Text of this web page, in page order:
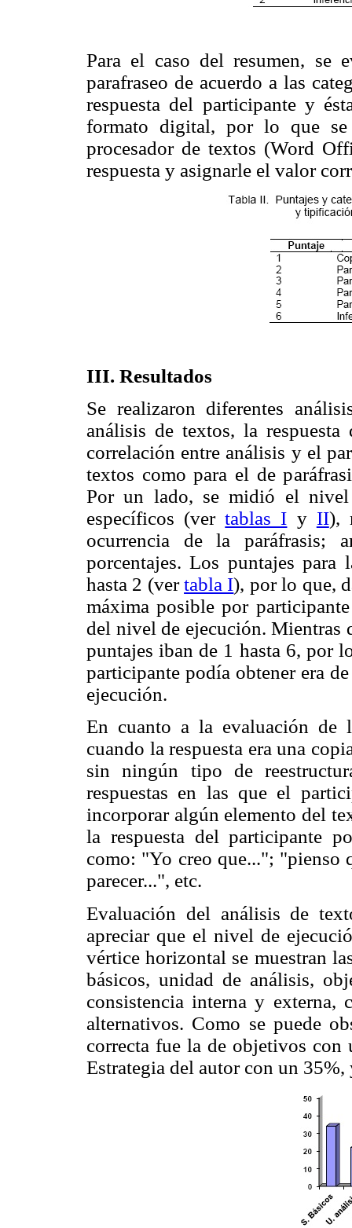
Para el caso del resumen, se
parafraseo de acuerdo a las
respuesta del participante y
formato digital, por lo que se
procesador de textos (Word
respuesta y asignarle el valor
III. Resultados
Se realizaron diferentes
análisis de textos, la
correlación entre análisis y el
textos como para el de
Por un lado, se midió el nivel
específicos (vertablas I y II),
ocurrencia de la paráfrasis;
porcentajes. Los puntajes
hasta 2 (vertabla I), por lo que,
máxima posible por
del nivel de ejecución. Mientras
puntajes iban de 1 hasta 6, por
participante podía obtener era
ejecución.
En cuanto a la evaluación de
cuando la respuesta era una
sin ningún tipo de
respuestas en las que el
incorporar algún elemento del
la respuesta del participante
como: "Yo creo que..."; "pienso
parecer...", etc.
Evaluación del análisis de
apreciar que el nivel de
vértice horizontal se muestran
básicos, unidad de análisis,
consistencia interna y externa,
alternativos. Como se puede
correcta fue la de objetivos con
Estrategia del autor con un